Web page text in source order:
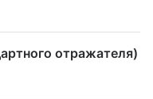
отражателя)